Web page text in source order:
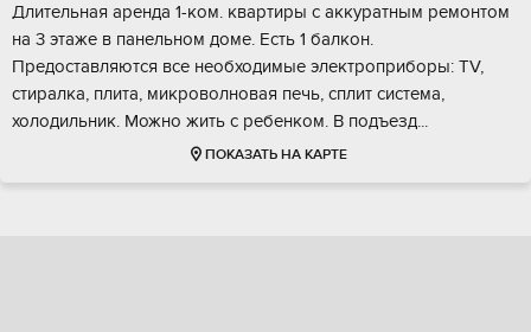
Длительная аренда 1-ком. квартиры с аккуратным ремонтом
на 3 этаже в панельном доме. Есть 1 балкон.
Предоставляются все необходимые электроприборы: TV,
стиралка, плита, микроволновая печь, сплит система,
холодильник. Можно жить с ребенком. В подъезд...
ПОКАЗАТЬ НА КАРТЕ